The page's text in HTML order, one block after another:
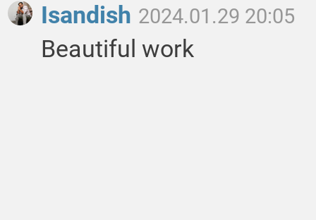
Isandish 2024.01.29 20:05
Beautiful work